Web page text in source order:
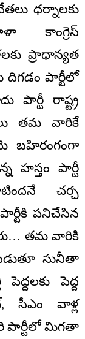
ధర్నాల‌కు
కాంగ్రెస్
ప్రాధాన్యత
దిగడం పార్టీలో
పార్టీ రాష్ట్ర
త‌మ వారికే
బ‌హిరంగంగా
హ‌స్తం పార్టీ
చర్చ
ప‌నిచేసిన
త‌మ‌ వారికి
సునీతా
పెద్ద
సీఎం వాళ్ల
పార్టీలో మిగ‌తా